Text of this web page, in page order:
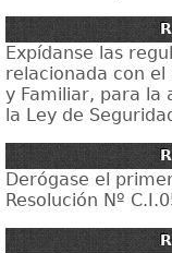
Expídanse las
relacionada con el
y Familiar, para la
la Ley de
Derógase el
Resolución Nº